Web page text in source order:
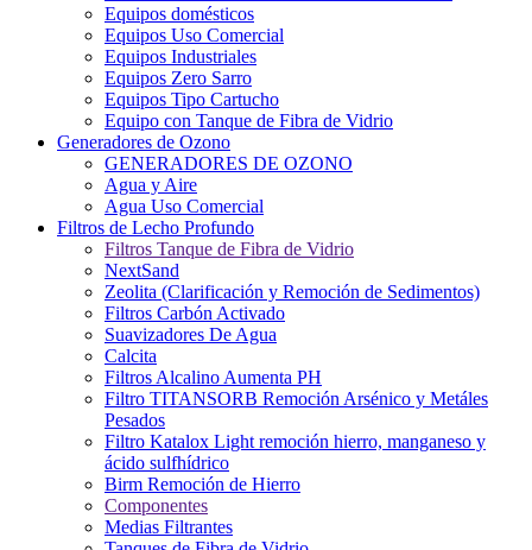
Equipos domésticos
Equipos Uso Comercial
Equipos Industriales
Equipos Zero Sarro
Equipos Tipo Cartucho
Equipo con Tanque de Fibra de Vidrio
Generadores de Ozono
GENERADORES DE OZONO
Agua y Aire
Agua Uso Comercial
Filtros de Lecho Profundo
Filtros Tanque de Fibra de Vidrio
NextSand
Zeolita (Clarificación y Remoción de Sedimentos)
Filtros Carbón Activado
Suavizadores De Agua
Calcita
Filtros Alcalino Aumenta PH
Filtro TITANSORB Remoción Arsénico y Metáles
Pesados
Filtro Katalox Light remoción hierro, manganeso y
ácido sulfhídrico
Birm Remoción de Hierro
Componentes
Medias Filtrantes